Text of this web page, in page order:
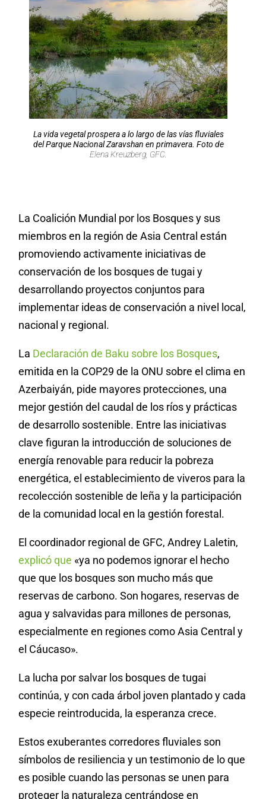
La vida vegetal prospera a lo largo de las vías fluviales
del Parque Nacional Zaravshan en primavera. Foto de
Elena Kreuzberg, GFC.
La Coalición Mundial por los Bosques y sus
miembros en la región de Asia Central están
promoviendo activamente iniciativas de
conservación de los bosques de tugai y
desarrollando proyectos conjuntos para
implementar ideas de conservación a nivel local,
nacional y regional.
La Declaración de Baku sobre los Bosques,
emitida en la COP29 de la ONU sobre el clima en
Azerbaiyán, pide mayores protecciones, una
mejor gestión del caudal de los ríos y prácticas
de desarrollo sostenible. Entre las iniciativas
clave figuran la introducción de soluciones de
energía renovable para reducir la pobreza
energética, el establecimiento de viveros para la
recolección sostenible de leña y la participación
de la comunidad local en la gestión forestal.
El coordinador regional de GFC, Andrey Laletin,
explicó que «ya no podemos ignorar el hecho
que que los bosques son mucho más que
reservas de carbono. Son hogares, reservas de
agua y salvavidas para millones de personas,
especialmente en regiones como Asia Central y
el Cáucaso».
La lucha por salvar los bosques de tugai
continúa, y con cada árbol joven plantado y cada
especie reintroducida, la esperanza crece.
Estos exuberantes corredores fluviales son
símbolos de resiliencia y un testimonio de lo que
es posible cuando las personas se unen para
proteger la naturaleza centrándose en